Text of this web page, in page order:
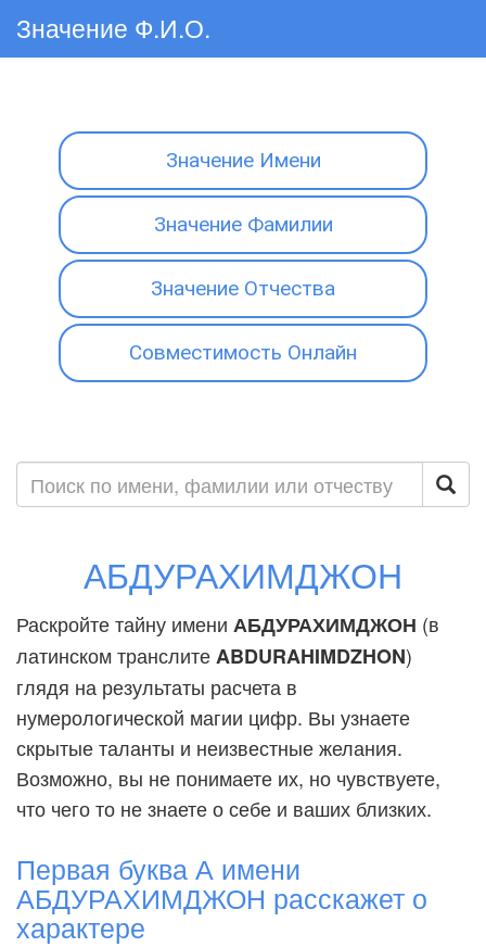
Значение Ф.И.О.
Значение Имени
Значение Фамилии
Значение Отчества
Совместимость Онлайн
АБДУРАХИМДЖОН
Раскройте тайну имени АБДУРАХИМДЖОН (в
латинском транслитеABDURAHIMDZHON)
глядя на результаты расчета в
нумерологической магии цифр. Вы узнаете
скрытые таланты и неизвестные желания.
Возможно, вы не понимаете их, но чувствуете,
что чего то не знаете о себе и ваших близких.
Первая буква А имени
АБДУРАХИМДЖОН расскажет о
характере